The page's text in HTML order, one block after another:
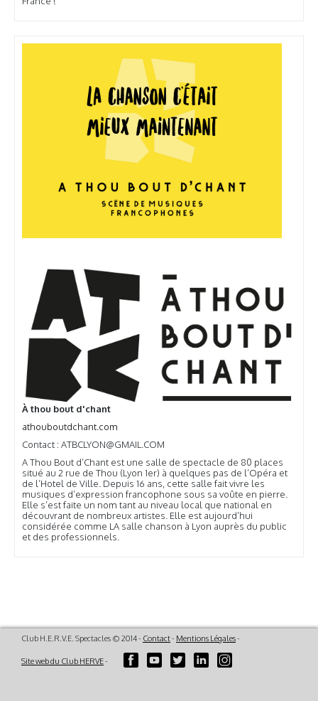
À thou bout d'chant
athouboutdchant.com
Contact : ATBCLYON@GMAIL.COM
A Thou Bout d’Chant est une salle de spectacle de 80 places
situé au 2 rue de Thou (Lyon 1er) à quelques pas de l’Opéra et
de l’Hotel de Ville. Depuis 16 ans, cette salle fait vivre les
musiques d’expression francophone sous sa voûte en pierre.
Elle s’est faite un nom tant au niveau local que national en
découvrant de nombreux artistes. Elle est aujourd’hui
considérée comme LA salle chanson à Lyon auprès du public
et des professionnels.
Club H.E.R.V.E. Spectacles © 2014 - Contact- Mentions Légales-
Site web du Club HERVE-